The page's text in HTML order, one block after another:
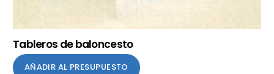
Tableros de baloncesto
AÑADIR AL PRESUPUESTO